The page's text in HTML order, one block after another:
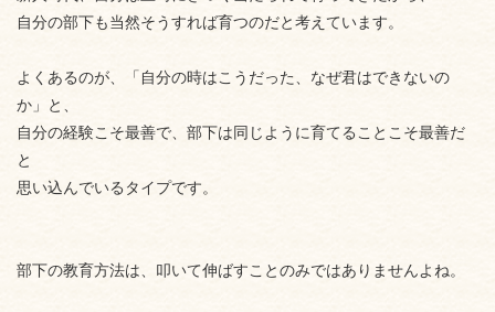
自分の部下も当然そうすれば育つのだと考えています。
よくあるのが、「自分の時はこうだった、なぜ君はできないの
か」と、
自分の経験こそ最善で、部下は同じように育てることこそ最善だ
と
思い込んでいるタイプです。
部下の教育方法は、叩いて伸ばすことのみではありませんよね。